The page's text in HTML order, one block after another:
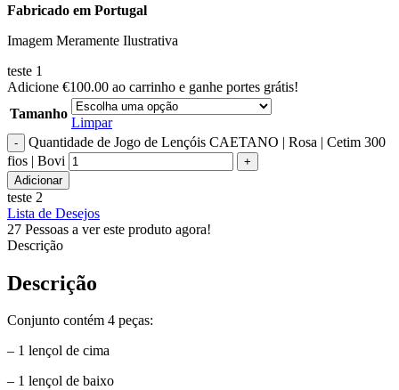
Fabricado em Portugal
Imagem Meramente Ilustrativa
teste 1
Adicione €100.00 ao carrinho e ganhe portes grátis!
Tamanho
Limpar
Quantidade de Jogo de Lençóis CAETANO | Rosa | Cetim 300
fios | Bovi
Adicionar
teste 2
Lista de Desejos
27 Pessoas a ver este produto agora!
Descrição
Descrição
Conjunto contém 4 peças:
– 1 lençol de cima
– 1 lençol de baixo